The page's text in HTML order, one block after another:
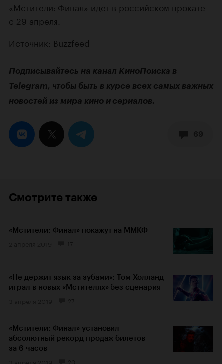
«Мстители: Финал» идет в российском прокате
с 29 апреля.
Источник: Buzzfeed
Подписывайтесь на канал КиноПоиска в
Telegram, чтобы быть в курсе всех самых важных
новостей из мира кино и сериалов.
Смотрите также
«Мстители: Финал» покажут на ММКФ
«Не держит язык за зубами»: Том Холланд
играл в новых «Мстителях» без сценария
«Мстители: Финал» установил
абсолютный рекорд продаж билетов
за 6 часов